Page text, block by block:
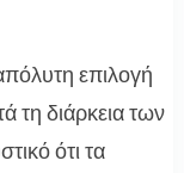
επιλογή
τη διάρκεια των
ότι τα